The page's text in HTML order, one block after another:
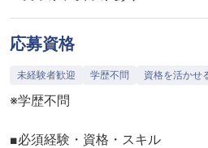
応募資格
未経験者歓迎 学歴不問 資格を活かせ
※学歴不問
■必須経験・資格・スキル